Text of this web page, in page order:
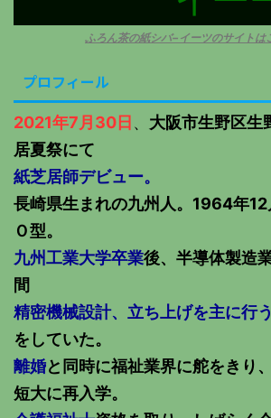
ふろん茶の紙シバ−イーツのサイトは
プロフィール
2021年7月30日 、 大阪市生野区生
居夏祭にて
紙芝居師デビュー。
長崎県生まれの九州人。1964年
Ｏ型。
九州工業大学卒業後、半導体製造
間
精密機械設計、立ち上げを主に行
をしていた。
離婚と同時に福祉業界に舵をきり
短大に再入学。